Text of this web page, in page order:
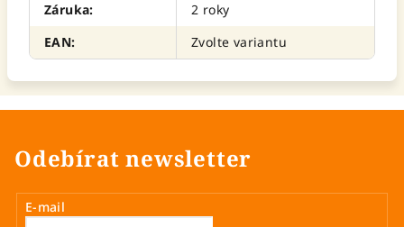
Záruka:
2 roky
EAN: Zvolte variantu
Odebírat newsletter
E-mail